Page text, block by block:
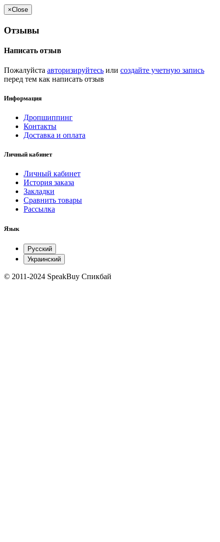
×Close
Отзывы
Написать отзыв
Пожалуйста авторизируйтесь или создайте учетную запись
перед тем как написать отзыв
Информация
Дропшиппинг
Контакты
Доставка и оплата
Личный кабинет
Личный кабинет
История заказа
Закладки
Сравнить товары
Рассылка
Язык
Русский
Украинский
© 2011-2024 SpeakBuy Спикбай